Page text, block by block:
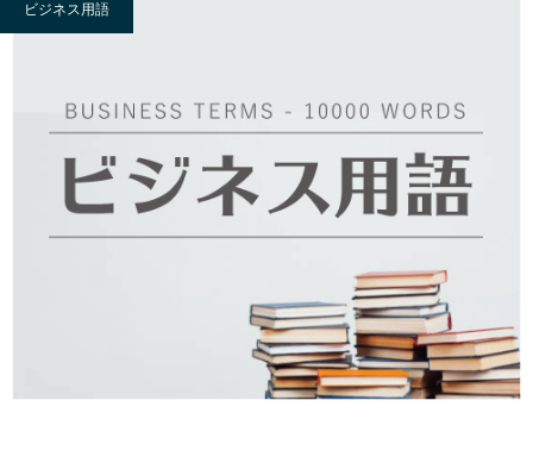
ビジネス用語